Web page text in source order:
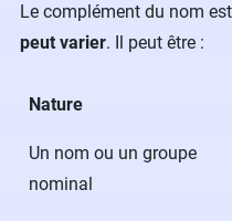
Le complément du nom
peut varier. Il peut être :
Nature
Un nom ou un groupe
nominal